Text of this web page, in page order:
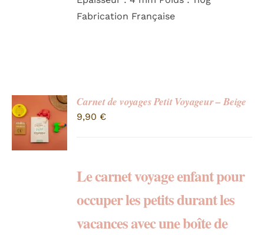
Fabrication Française
Carnet de voyages Petit Voyageur – Beige
9,90 €
Le carnet voyage enfant pour
occuper les petits durant les
vacances avec une boîte de